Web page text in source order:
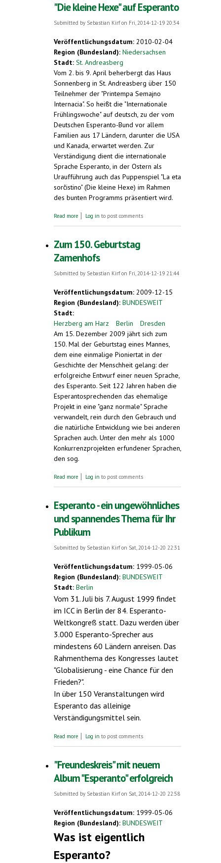
"Die kleine Hexe" auf Esperanto
Submitted by Sebastian Kirfon Fri, 2014-12-19 20:34
Veröffentlichungsdatum: 2010-02-04
Region (Bundesland): Niedersachsen
Stadt: St. Andreasberg
Vom 2. bis 9. April beherbergt das Haus
Sonnenberg in St. Andreasberg über 150
Teilnehmer der "Printempa Semajno
Internacia". So heißt die "Internationale
Frühlingswoche" auf deutsch, zu der vom
Deutschen Esperanto-Bund vor allem
Familien aus 17 Ländern, darunter die USA
und Kanada, erwartet werden. Zur
Verständigung dient die internationale
Sprache Esperanto, in der Ostern als
Uraufführung auch das Puppenspiel "La eta
sorĉistino" (Die kleine Hexe) im Rahmen
des bunten Programms präsentiert wird.
Read more about Uraufführung des Puppenspiels "Die
Log in to post comments
Zum 150. Geburtstag
Zamenhofs
Submitted by Sebastian Kirfon Fri, 2014-12-19 21:44
Veröffentlichungsdatum: 2009-12-15
Region (Bundesland): BUNDESWEIT
Stadt:
Herzberg am Harz
Berlin
Dresden
Am 15. Dezember 2009 jährt sich zum
150. Mal der Geburtstag eines Mannes,
dem eine einmalige Pioniertat in der
Geschichte der Menschheit gelang: der
erfolgreiche Entwurf einer neuen Sprache,
des Esperanto. Seit 122 Jahren haben die
Esperantosprechenden das ehemalige
Projekt in eine "ganz normale" Sprache
verwandelt, rein durch den Gebrauch und
die natürliche Entwicklung wie bei anderen
Sprachen auch. Unter den mehr als 1000
Konkurrenzprojekten erfundener Sprachen,
den sog.
Read more about Zum 150. Geburtstag Zamenhofs
Log in to post comments
Esperanto - ein ungewöhnliches
und spannendes Thema für Ihr
Publikum
Submitted by Sebastian Kirfon Sat, 2014-12-20 22:31
Veröffentlichungsdatum: 1999-05-06
Region (Bundesland): BUNDESWEIT
Stadt: Berlin
Vom 31. Juli bis 7. August 1999 findet
im ICC in Berlin der 84. Esperanto-
Weltkongreß statt. Dazu werden über
3.000 Esperanto-Sprecher aus
mindestens 60 Ländern anreisen. Das
Rahmenthema des Kongresses lautet
"Globalisierung - eine Chance für den
Frieden?".
In über 150 Veranstaltungen wird
Esperanto das alleinige
Verständigungsmittel sein.
Read more about Esperanto - ein ungewöhnliches und
Log in to post comments
"Freundeskreis" mit neuem
Album "Esperanto" erfolgreich
Submitted by Sebastian Kirfon Sat, 2014-12-20 22:58
Veröffentlichungsdatum: 1999-05-06
Region (Bundesland): BUNDESWEIT
Was ist eigentlich
Esperanto?